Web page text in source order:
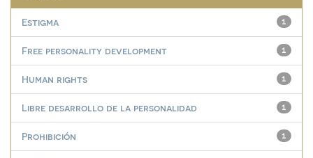
1
Estigma
1
Free personality development
1
Human rights
1
Libre desarrollo de la personalidad
1
Prohibición